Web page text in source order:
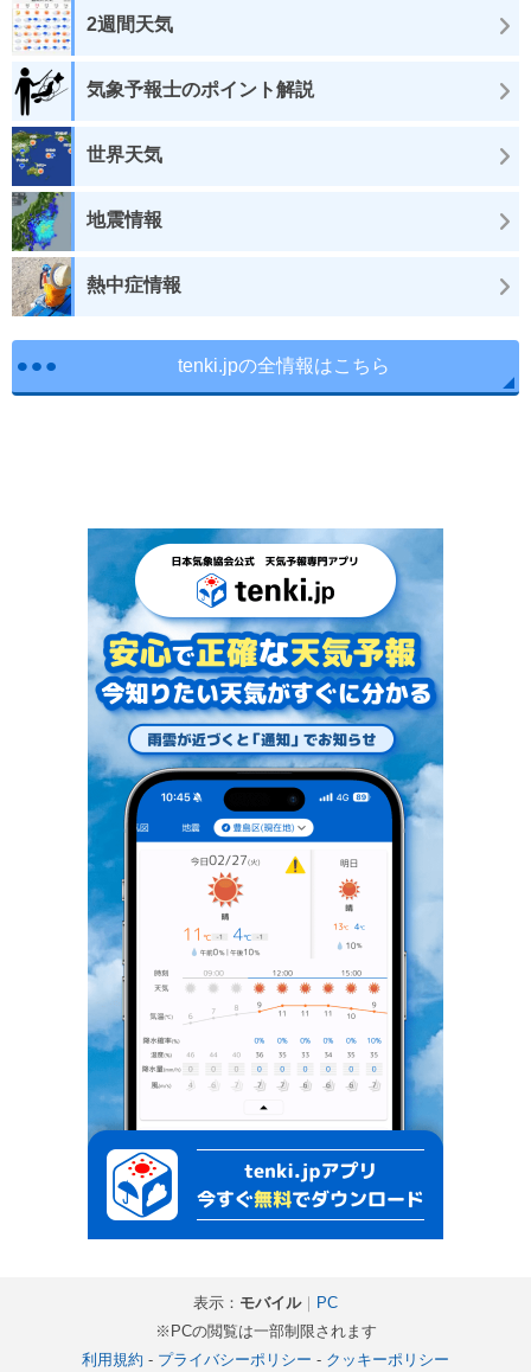
2週間天気
気象予報士のポイント解説
世界天気
地震情報
熱中症情報
tenki.jpの全情報はこちら
表示： モバイル｜ PC
※PCの閲覧は一部制限されます
利用規約 - プライバシーポリシー - クッキーポリシー